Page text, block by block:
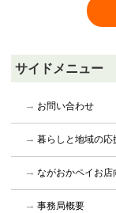
サイドメニュー
お問い合わせ
暮らしと地域の応
ながおかペイお店
事務局概要